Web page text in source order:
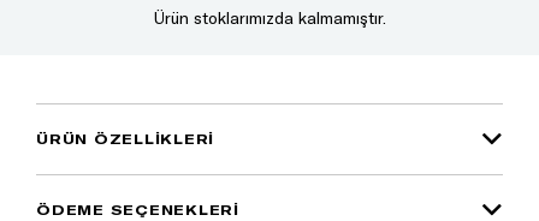
Ürün stoklarımızda kalmamıştır.
ÜRÜN ÖZELLIKLERI
ÖDEME SEÇENEKLERI